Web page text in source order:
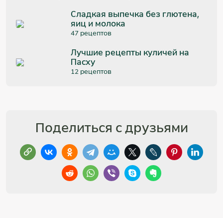
Сладкая выпечка без глютена,
яиц и молока
47 рецептов
Лучшие рецепты куличей на
Пасху
12 рецептов
Поделиться с друзьями